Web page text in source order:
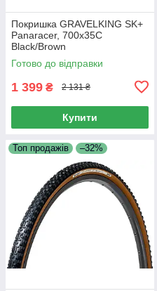
Покришка GRAVELKING SK+
Panaracer, 700x35C
Black/Brown
Готово до відправки
1 399 ₴ 2 131 ₴
Купити
Топ продажів –32%